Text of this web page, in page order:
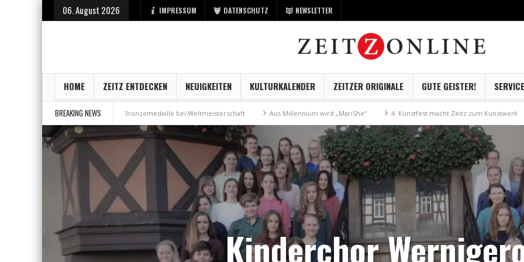
06. August 2026 IMPRESSUM DATENSCHUTZ NEWSLETTER
HOME ZEITZ ENTDECKEN NEUIGKEITEN KULTURKALENDER ZEITZER ORIGINALE GUTE GEISTER! SERVICE
BREAKING NEWS
bei der Stadt Zeitz Bronzemedaille bei Weltmeisterschaft Aus Millennium wird „MariShe“ 4. Kunstfest macht Zeitz zum Kunstwerk
Kinderchor